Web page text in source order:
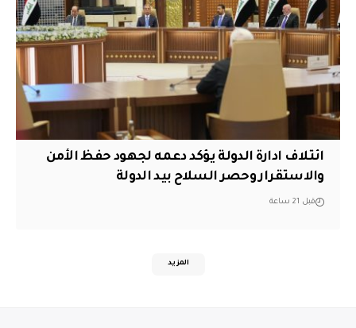
ائتلاف ادارة الدولة يؤكد دعمه لجهود حفظ الأمن
والاستقرار وحصر السلاح بيد الدولة
قبل 21 ساعة
المزيد